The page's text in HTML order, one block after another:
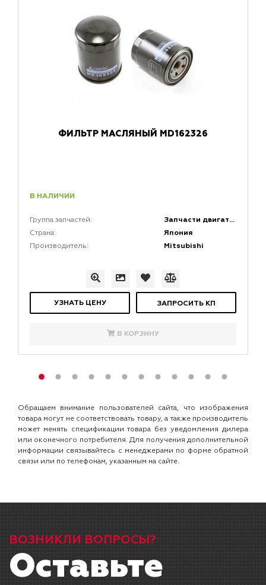
ФИЛЬТР МАСЛЯНЫЙ MD162326
В НАЛИЧИИ
Группа запчастей: Запчасти двигателей
Страна: Япония
Производитель: Mitsubishi
УЗНАТЬ ЦЕНУ ЗАПРОСИТЬ КП
В КОРЗИНУ
Обращаем внимание пользователей сайта, что изображения
товара могут не соответствовать товару, а также производитель
может менять спецификации товара без уведомления дилера
или оконечного потребителя. Для получения дополнительной
информации связывайтесь с менеджерами по форме обратной
связи или по телефонам, указанным на сайте.
ВОЗНИКЛИ ВОПРОСЫ?
Оставьте